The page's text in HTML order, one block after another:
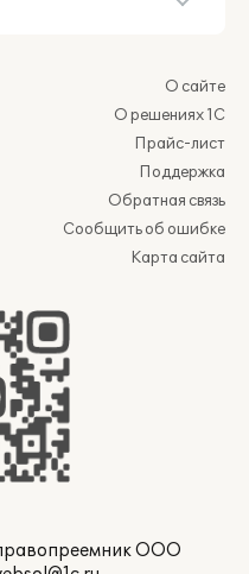
О сайте
О решениях 1С
Прайс-лист
Поддержка
Обратная связь
Сообщить об ошибке
Карта сайта
ООО